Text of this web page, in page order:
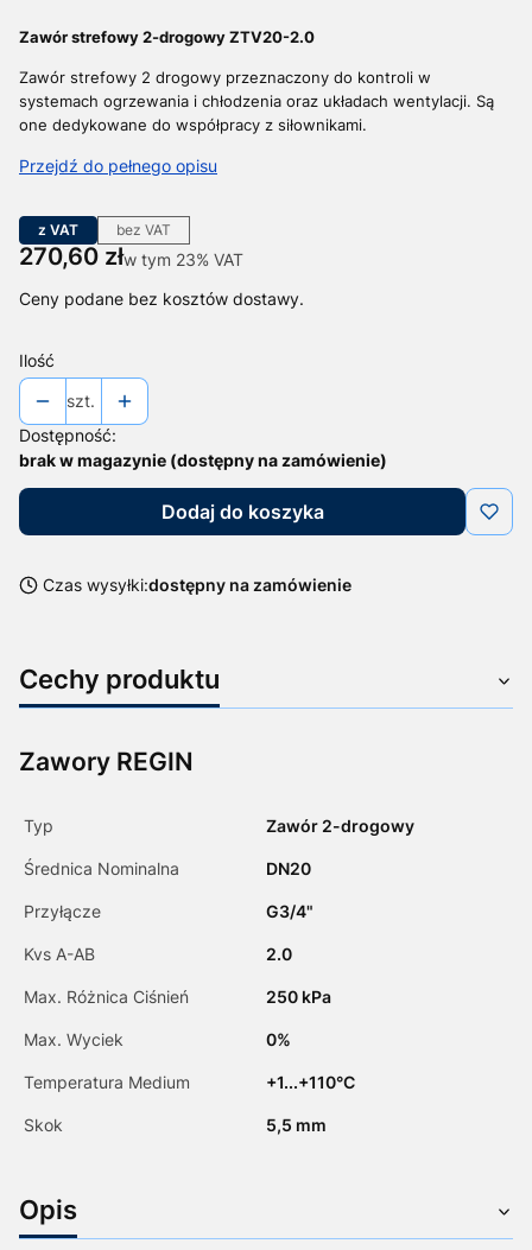
Zawór strefowy 2-drogowy ZTV20-2.0
Zawór strefowy 2 drogowy przeznaczony do kontroli w
systemach ogrzewania i chłodzenia oraz układach wentylacji. Są
one dedykowane do współpracy z siłownikami.
Przejdź do pełnego opisu
z VAT bez VAT
Cena
270,60 złw tym 23% VAT
w tym 23% VAT
Ceny podane bez kosztów dostawy.
Ilość
szt.
Dostępność:
brak w magazynie (dostępny na zamówienie)
Dodaj do koszyka
Czas wysyłki:dostępny na zamówienie
Cechy produktu
Zawory REGIN
Typ Zawór 2-drogowy
Średnica Nominalna DN20
Przyłącze G3/4"
Kvs A-AB 2.0
Max. Różnica Ciśnień 250 kPa
Max. Wyciek 0%
Temperatura Medium +1...+110°C
Skok 5,5 mm
Opis